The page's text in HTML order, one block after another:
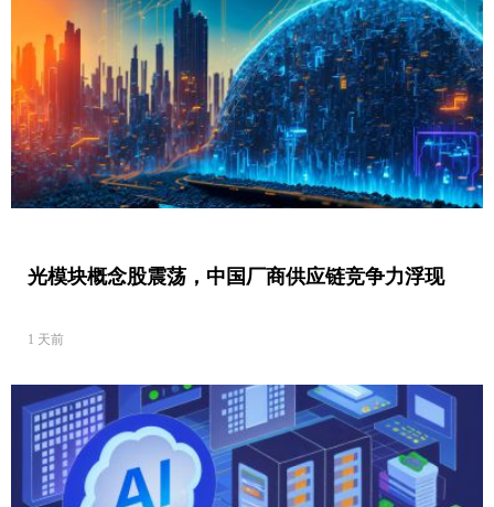
光模块概念股震荡，中国厂商供应链竞争力浮现
1 天前